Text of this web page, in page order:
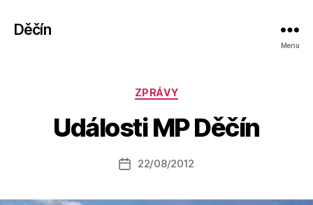
Děčín
Menu
Rubriky
ZPRÁVY
Události MP Děčín
Autor
příspěvku
t
o
a
Datum
22/08/2012